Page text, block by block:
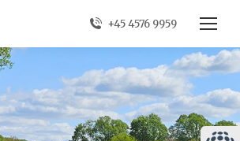
+45 4576 9959